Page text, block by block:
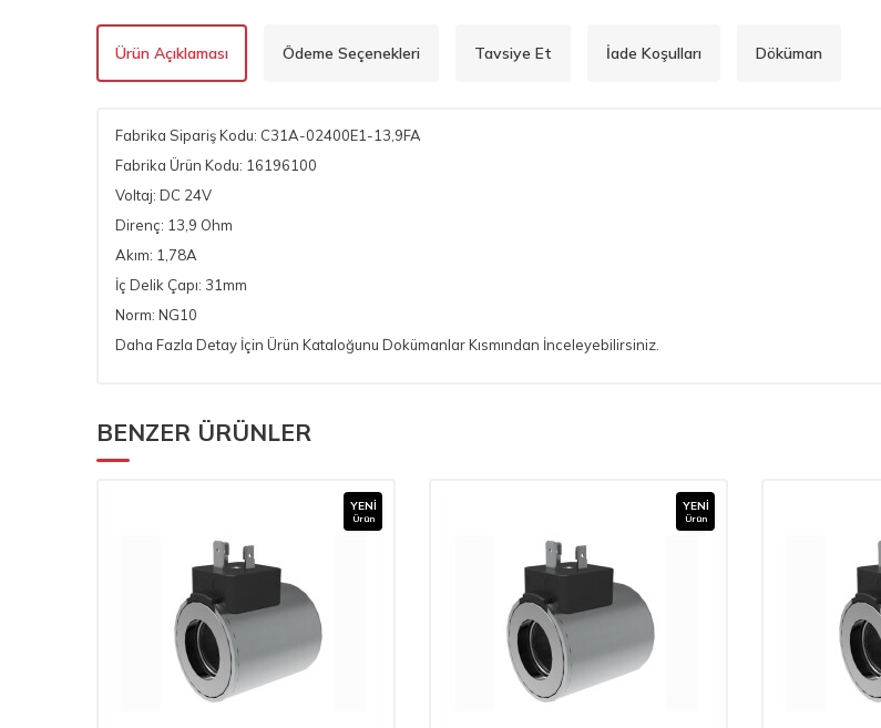
Ürün Açıklaması Ödeme Seçenekleri Tavsiye Et İade Koşulları Döküman
Fabrika Sipariş Kodu: C31A-02400E1-13,9FA
Fabrika Ürün Kodu: 16196100
Voltaj: DC 24V
Direnç: 13,9 Ohm
Akım: 1,78A
İç Delik Çapı: 31mm
Norm: NG10
Daha Fazla Detay İçin Ürün Kataloğunu Dokümanlar Kısmından İnceleyebilirsiniz.
BENZER ÜRÜNLER
YENI
Ürün
YENI
Ürün